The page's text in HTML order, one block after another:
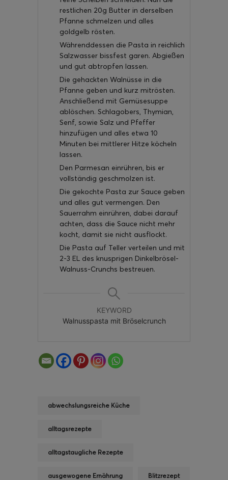
restlichen 20g Butter in derselben
Pfanne schmelzen und alles
goldgelb rösten.
Währenddessen die Pasta in reichlich
Salzwasser bissfest garen. Abgießen
und gut abtropfen lassen.
Die gehackten Walnüsse in die
Pfanne geben und kurz mitrösten.
Anschließend mit Gemüsesuppe
ablöschen. Schlagobers, Thymian,
Senf, sowie Salz und Pfeffer
hinzufügen und alles etwa 10
Minuten bei mittlerer Hitze köcheln
lassen.
Den Parmesan einrühren, bis er
vollständig geschmolzen ist.
Die gekochte Pasta zur Sauce geben
und alles gut vermengen. Den
Sauerrahm einrühren, dabei darauf
achten, dass die Sauce nicht mehr
kocht, damit sie nicht ausflockt.
Die Pasta auf Teller verteilen und mit
2-3 EL des knusprigen Dinkelbrösel-
Walnuss-Crunchs bestreuen.
KEYWORD
Walnusspasta mit Bröselcrunch
abwechslungsreiche Küche
alltagsrezepte
alltagstaugliche Rezepte
ausgewogene Ernährung Blitzrezept